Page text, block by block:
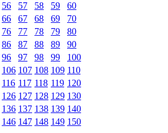
56 57 58 59
60
66 67 68 69
70
76 77 78 79
80
86 87 88 89
90
96 97 98 99
100
106 107 108 109 110
116 117 118 119 120
126 127 128 129 130
136 137 138 139 140
146 147 148 149 150